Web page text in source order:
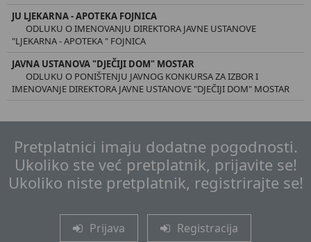
JU LJEKARNA - APOTEKA FOJNICA
ODLUKU O IMENOVANJU DIREKTORA JAVNE USTANOVE
"LJEKARNA - APOTEKA " FOJNICA
JAVNA USTANOVA "DJEČIJI DOM" MOSTAR
ODLUKU O PONIŠTENJU JAVNOG KONKURSA ZA IZBOR I
IMENOVANJE DIREKTORA JAVNE USTANOVE "DJEČIJI DOM" MOSTAR
Pretplatnici imaju dodatne pogodnosti.
Ukoliko ste već pretplatnik, prijavite se!
Ukoliko niste pretplatnik, registrirajte se!
Prijava Registracija